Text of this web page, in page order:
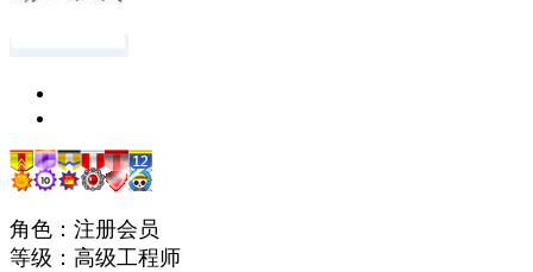
角色：注册会员
等级：高级工程师